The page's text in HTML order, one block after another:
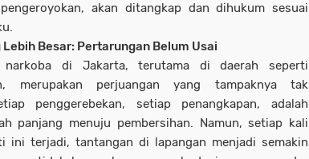
akan ditangkap dan dihukum sesuai
Besar: Pertarungan Belum Usai
narkoba di Jakarta, terutama di daerah seperti
merupakan perjuangan yang tampaknya tak
penggerebekan, setiap penangkapan, adalah
panjang menuju pembersihan. Namun, setiap kali
ini terjadi, tantangan di lapangan menjadi semakin